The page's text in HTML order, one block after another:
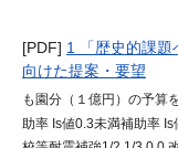
[PDF] 1 「歴史的課題
向けた提案・要望
も園分（１億円）の予算
助率 Is値0.3未満補助率 Is